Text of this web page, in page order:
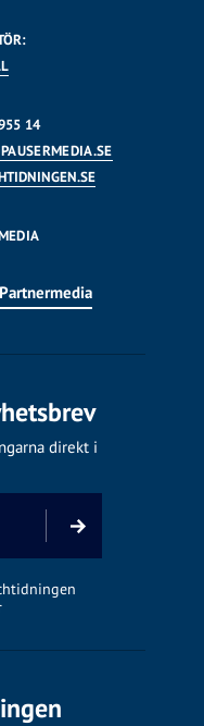
14
Partnermedia
direkt i